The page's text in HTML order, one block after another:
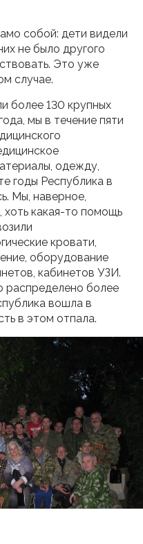
собой: дети видели
не было другого
Это уже
случае.
более 130 крупных
мы в течение пяти
одежду,
годы Республика в
Мы, наверное,
хоть какая-то помощь
кровати,
оборудование
кабинетов УЗИ.
распределено более
вошла в
в этом отпала.